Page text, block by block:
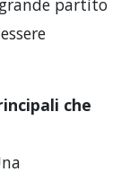
che